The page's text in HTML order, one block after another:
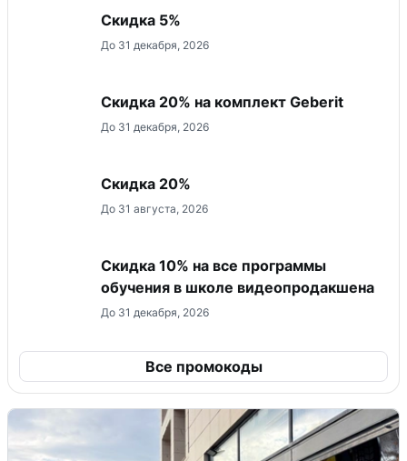
Скидка 5%
До 31 декабря, 2026
Скидка 20% на комплект Geberit
До 31 декабря, 2026
Скидка 20%
До 31 августа, 2026
Скидка 10% на все программы
обучения в школе видеопродакшена
До 31 декабря, 2026
Все промокоды